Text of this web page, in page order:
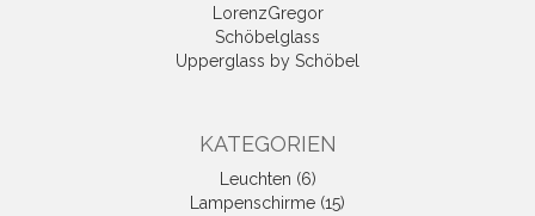
LorenzGregor
Schöbelglass
Upperglass by Schöbel
KATEGORIEN
Leuchten (6)
Lampenschirme (15)